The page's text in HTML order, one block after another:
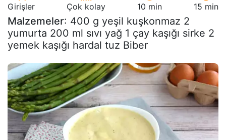
Girişler Çok kolay 10 min 15 min
Malzemeler: 400 g yeşil kuşkonmaz 2
yumurta 200 ml sıvı yağ 1 çay kaşığı sirke 2
yemek kaşığı hardal tuz Biber